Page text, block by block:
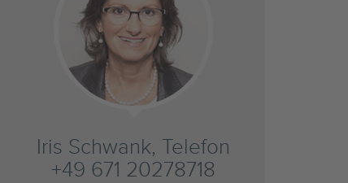
Iris Schwank, Telefon
+49 671 20278718